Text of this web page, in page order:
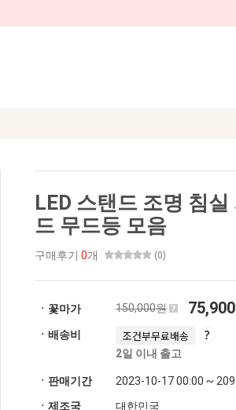
LED 스탠드 조명 침
드 무드등 모음
구매후기 0개 (0)
ㆍ꽃마가 150,000원
ㆍ배송비 조건부무료배송
2일 이내 출고
ㆍ판매기간
2023-10-17 00:00 ~
ㆍ제조국
대한민국